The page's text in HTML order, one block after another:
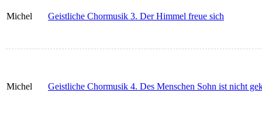
Michel Geistliche Chormusik 3. Der Himmel freue sich
Michel Geistliche Chormusik 4. Des Menschen Sohn ist nicht